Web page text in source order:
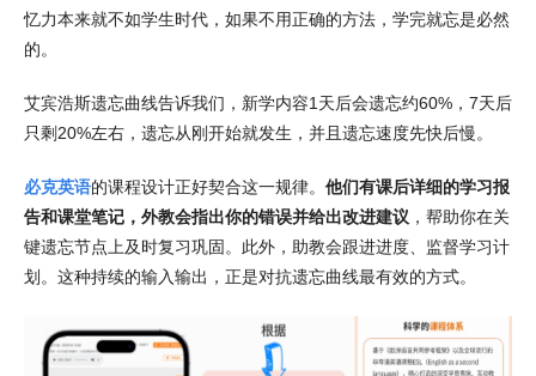
忆力本来就不如学生时代，如果不用正确的方法，学完就忘是必然
的。
艾宾浩斯遗忘曲线告诉我们，新学内容1天后会遗忘约60%，7天后
只剩20%左右，遗忘从刚开始就发生，并且遗忘速度先快后慢。
必克英语的课程设计正好契合这一规律。 他们有课后详细的学习报
告和课堂笔记，外教会指出你的错误并给出改进建议 ，帮助你在关
键遗忘节点上及时复习巩固。此外，助教会跟进进度、监督学习计
划。这种持续的输入输出，正是对抗遗忘曲线最有效的方式。